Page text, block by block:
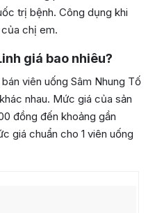
trị bệnh. Công dụng khi
chị em.
giá bao nhiêu?
viên uống Sâm Nhung Tố
nhau. Mức giá của sản
đồng đến khoảng gần
giá chuẩn cho 1 viên uống